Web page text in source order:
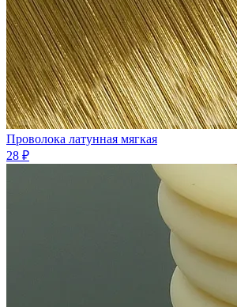
Проволока латунная мягкая
28 ₽